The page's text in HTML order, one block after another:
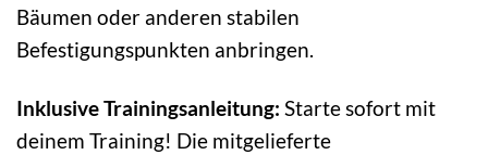
Bäumen oder anderen stabilen
Befestigungspunkten anbringen.
Inklusive Trainingsanleitung: Starte sofort mit
deinem Training! Die mitgelieferte